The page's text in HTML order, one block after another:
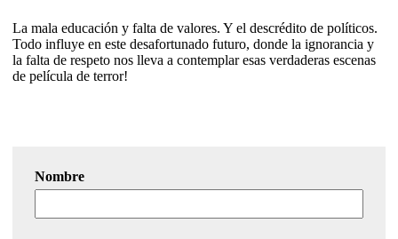
La mala educación y falta de valores. Y el descrédito de políticos.
Todo influye en este desafortunado futuro, donde la ignorancia y
la falta de respeto nos lleva a contemplar esas verdaderas escenas
de película de terror!
Nombre